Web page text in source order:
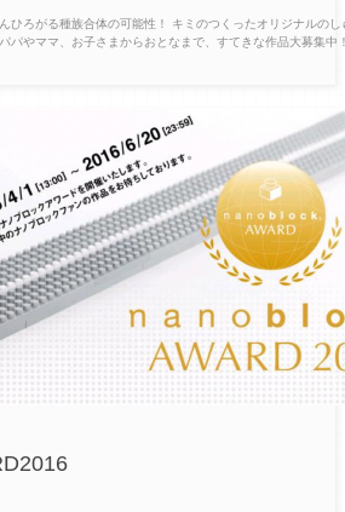
ひろがる種族合体の可能性！ キミのつくったオリジナルのし
パやママ、お子さまからおとなまで、すてきな作品大募集中